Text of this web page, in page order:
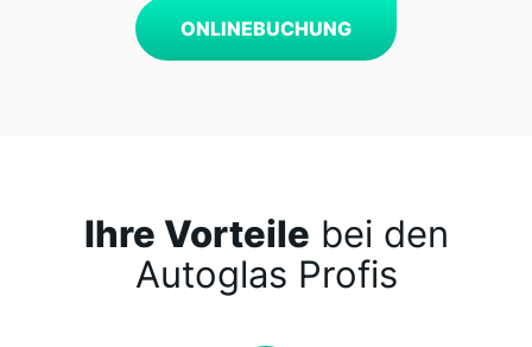
ONLINEBUCHUNG
Ihre Vorteile bei den
Autoglas Profis